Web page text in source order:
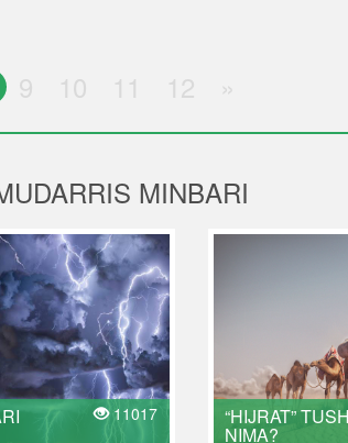
9 10 11 12 »
MINBARI
11017 “HIJRAT”
NIMA?